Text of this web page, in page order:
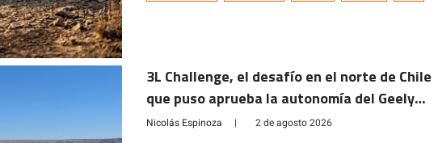
3L Challenge, el desafío en el norte de Chile
que puso aprueba la autonomía del Geely
EX5 EM-i
Nicolás Espinoza | 2 de agosto 2026